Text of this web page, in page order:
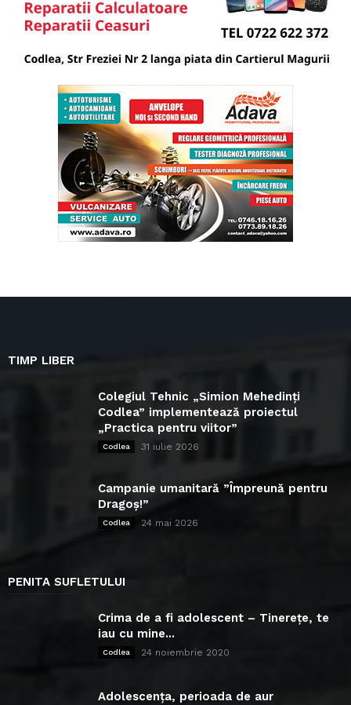
TIMP LIBER
Colegiul Tehnic „Simion Mehedinți
Codlea” implementează proiectul
„Practica pentru viitor”
Codlea 31 iulie 2026
Campanie umanitară ”Împreună pentru
Dragoș!”
Codlea 24 mai 2026
PENITA SUFLETULUI
Crima de a fi adolescent – Tinerețe, te
iau cu mine...
Codlea 24 noiembrie 2020
Adolescența, perioada de aur